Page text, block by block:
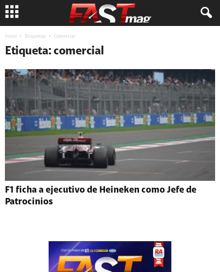
Inicio Etiquetas Comercial
Etiqueta: comercial
F1 ficha a ejecutivo de Heineken como Jefe de
Patrocinios